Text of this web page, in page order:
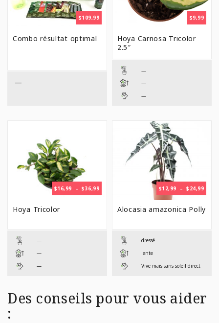
$109,99
Combo résultat optimal
—
$9,99
Hoya Carnosa Tricolor
2.5″
—
—
—
$16,99 – $36,99PLAGE
DE
Hoya Tricolor
—
—
—
$12,99 – $ 24,99
DE
Alocasia amazonica Polly
dressé
lente
Vive mais sans soleil direct
Des conseils pour vous aider
: